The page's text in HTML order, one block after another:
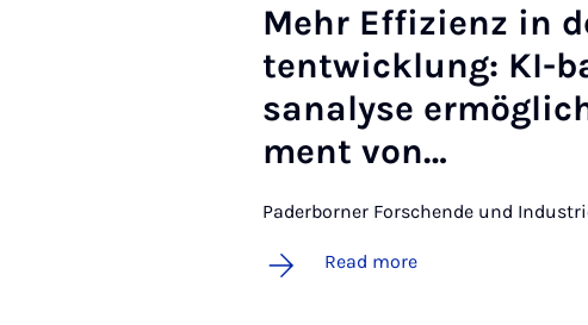
Mehr Ef­f­iz­ienz in
tentwicklung: KI-
san­a­lyse
ment von…
Paderborner Forschende und
Read more